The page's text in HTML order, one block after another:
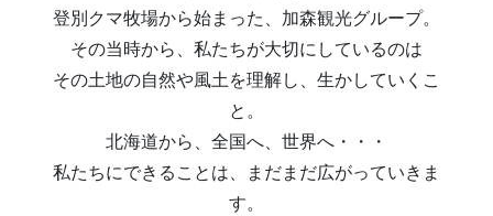
登別クマ牧場から始まった、加森観光グループ。
その当時から、私たちが大切にしているのは
その土地の自然や風土を理解し、生かしていくこ
と。
北海道から、全国へ、世界へ・・・
私たちにできることは、まだまだ広がっていきま
す。